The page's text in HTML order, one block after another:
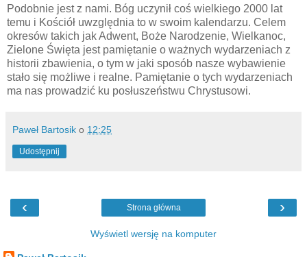
Podobnie jest z nami. Bóg uczynił coś wielkiego 2000 lat
temu i Kościół uwzględnia to w swoim kalendarzu. Celem
okresów takich jak Adwent, Boże Narodzenie, Wielkanoc,
Zielone Święta jest pamiętanie o ważnych wydarzeniach z
historii zbawienia, o tym w jaki sposób nasze wybawienie
stało się możliwe i realne. Pamiętanie o tych wydarzeniach
ma nas prowadzić ku posłuszeństwu Chrystusowi.
Paweł Bartosik o 12:25
Udostępnij
‹ ›
Strona główna
Wyświetl wersję na komputer